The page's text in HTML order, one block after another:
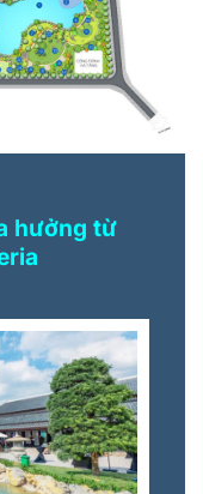
hưởng từ